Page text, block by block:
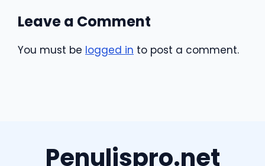
Leave a Comment
You must be logged in to post a comment.
Penulispro.net